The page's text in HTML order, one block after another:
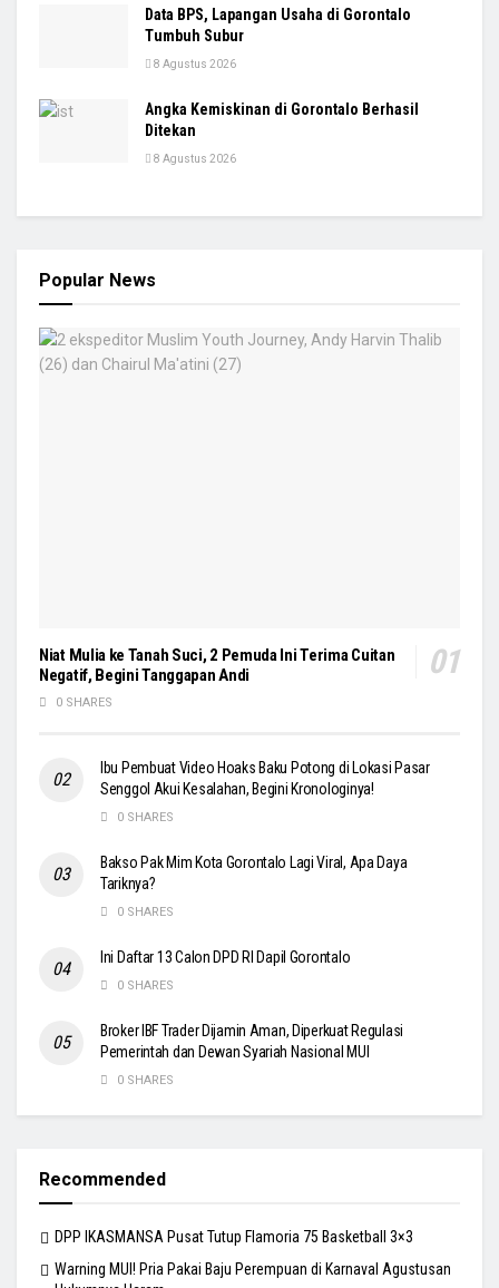
Data BPS, Lapangan Usaha di Gorontalo
Tumbuh Subur
8 Agustus 2026
Angka Kemiskinan di Gorontalo Berhasil
Ditekan
8 Agustus 2026
Popular News
Niat Mulia ke Tanah Suci, 2 Pemuda Ini Terima Cuitan
Negatif, Begini Tanggapan Andi
0 SHARES
Ibu Pembuat Video Hoaks Baku Potong di Lokasi Pasar
Senggol Akui Kesalahan, Begini Kronologinya!
0 SHARES
Bakso Pak Mim Kota Gorontalo Lagi Viral, Apa Daya
Tariknya?
0 SHARES
Ini Daftar 13 Calon DPD RI Dapil Gorontalo
0 SHARES
Broker IBF Trader Dijamin Aman, Diperkuat Regulasi
Pemerintah dan Dewan Syariah Nasional MUI
0 SHARES
Recommended
DPP IKASMANSA Pusat Tutup Flamoria 75 Basketball 3×3
Warning MUI! Pria Pakai Baju Perempuan di Karnaval Agustusan